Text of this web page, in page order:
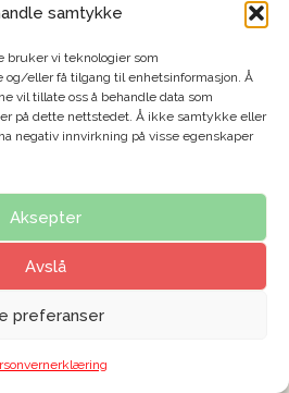
samtykke
bruker vi teknologier som
og/eller få tilgang til enhetsinformasjon. Å
vil tillate oss å behandle data som
på dette nettstedet. Å ikke samtykke eller
negativ innvirkning på visse egenskaper
Aksepter
Avslå
preferanser
Search
and
Neste dag